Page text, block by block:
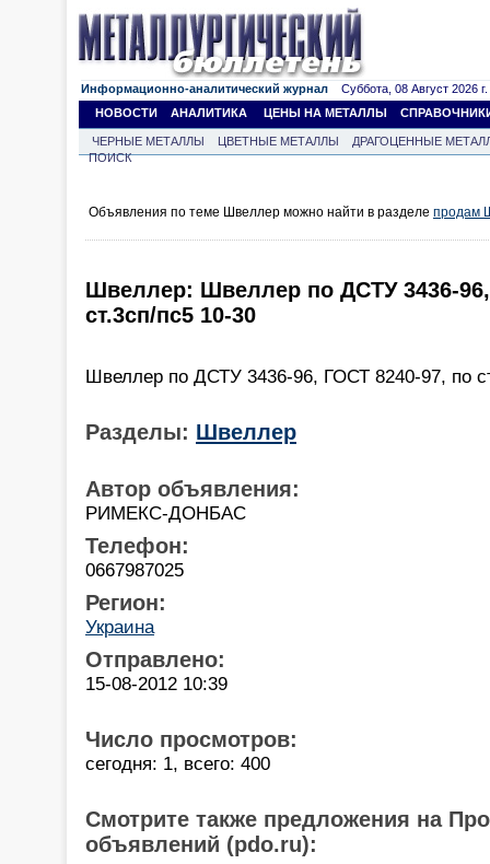
Информационно-аналитический журнал Суббота, 08 Август 2026 г.
НОВОСТИ
АНАЛИТИКА ЦЕНЫ НА МЕТАЛЛЫ
ЧЕРНЫЕ МЕТАЛЛЫ ЦВЕТНЫЕ МЕТАЛЛЫ
ДРАГОЦЕННЫЕ
ПОИСК
Объявления по теме Швеллер можно найти в разделе продам
Швеллер: Швеллер по ДСТУ 3436-
ст.3сп/пс5 10-30
Швеллер по ДСТУ 3436-96, ГОСТ 8240-97, по
Разделы: Швеллер
Автор объявления:
РИМЕКС-ДОНБАС
Телефон:
0667987025
Регион:
Украина
Отправлено:
15-08-2012 10:39
Число просмотров:
сегодня: 1, всего: 400
Смотрите также предложения на
объявлений (pdo.ru):